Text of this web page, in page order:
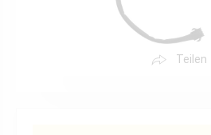
Teilen